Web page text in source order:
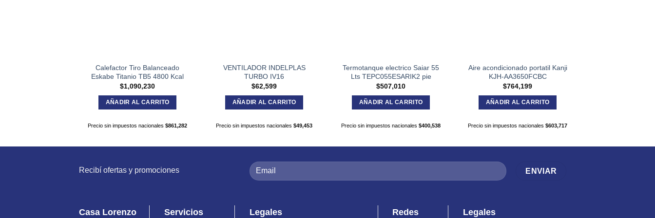
Calefactor Tiro Balanceado
Eskabe Titanio TB5 4800 Kcal
$1,090,230
AÑADIR AL CARRITO
Precio sin impuestos nacionales $861,282
VENTILADOR INDELPLAS
TURBO IV16
$62,599
AÑADIR AL CARRITO
Precio sin impuestos nacionales $49,453
Termotanque electrico Saiar 55
Lts TEPC055ESARIK2 pie
$507,010
AÑADIR AL CARRITO
Precio sin impuestos nacionales $400,538
Aire acondicionado portatil Kanji
KJH-AA3650FCBC
$764,199
AÑADIR AL CARRITO
Precio sin impuestos nacionales $603,717
Recibí ofertas y promociones
Casa Lorenzo Servicios Legales Redes Legales